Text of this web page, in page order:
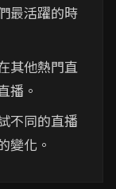
最活躍的時
其他熱門直
播。
不同的直播
變化。